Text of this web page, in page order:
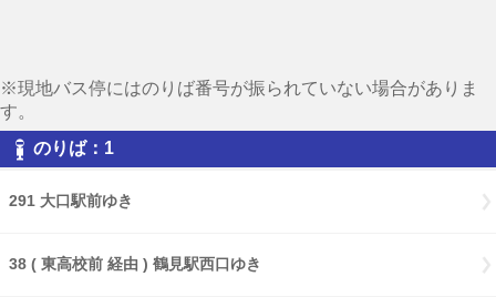
※現地バス停にはのりば番号が振られていない場合がありま
す。
のりば：1
291 大口駅前ゆき
38 ( 東高校前 経由 ) 鶴見駅西口ゆき